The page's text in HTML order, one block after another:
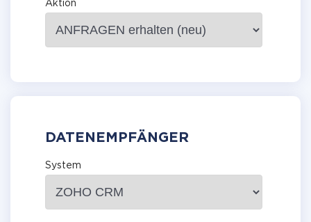
Aktion
DATENEMPFÄNGER
System